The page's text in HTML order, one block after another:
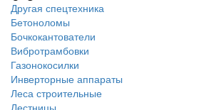
Другая спецтехника
Бетоноломы
Бочкокантователи
Вибротрамбовки
Газонокосилки
Инверторные аппараты
Леса строительные
Лестницы